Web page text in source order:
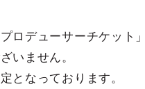
ロデューサーチケット
いません。
となっております。